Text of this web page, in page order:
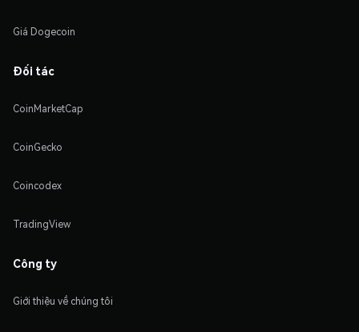
Giá Dogecoin
Đối tác
CoinMarketCap
CoinGecko
Coincodex
TradingView
Công ty
Giới thiệu về chúng tôi